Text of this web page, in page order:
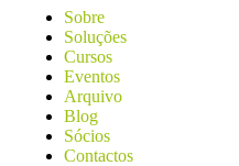
Sobre
Soluções
Cursos
Eventos
Arquivo
Blog
Sócios
Contactos